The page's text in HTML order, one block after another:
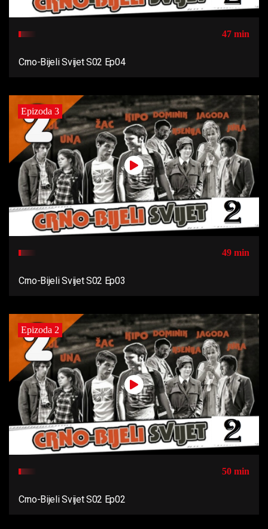
47 min
Crno-Bijeli Svijet S02 Ep04
Epizoda 3
49 min
Crno-Bijeli Svijet S02 Ep03
Epizoda 2
50 min
Crno-Bijeli Svijet S02 Ep02